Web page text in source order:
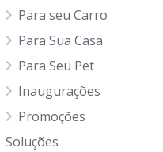
Para seu Carro
Para Sua Casa
Para Seu Pet
Inaugurações
Promoções
Soluções